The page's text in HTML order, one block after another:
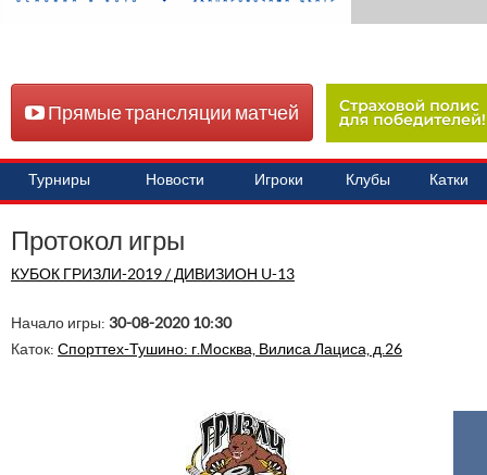
Прямые трансляции матчей
Турниры Новости Игроки Клубы Катки
Протокол игры
КУБОК ГРИЗЛИ-2019 / ДИВИЗИОН U-13
Начало игры: 30-08-2020 10:30
Каток: Спорттех-Тушино: г.Москва, Вилиса Лациса, д.26